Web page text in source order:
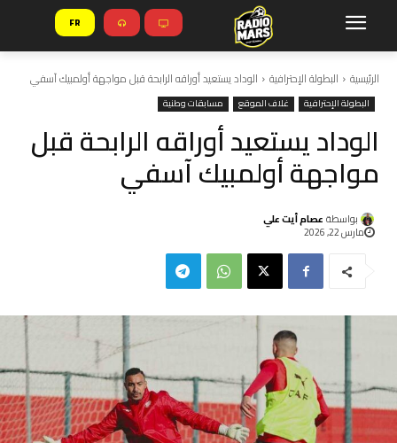
FR
الرئيسية البطولة الإحترافية الوداد يستعيد أوراقه الرابحة قبل مواجهة أولمبيك آسفي
البطولة الإحترافية غلاف الموقع مسابقات وطنية
الوداد يستعيد أوراقه الرابحة قبل
مواجهة أولمبيك آسفي
بواسطة عصام أيت علي
مارس 22, 2026